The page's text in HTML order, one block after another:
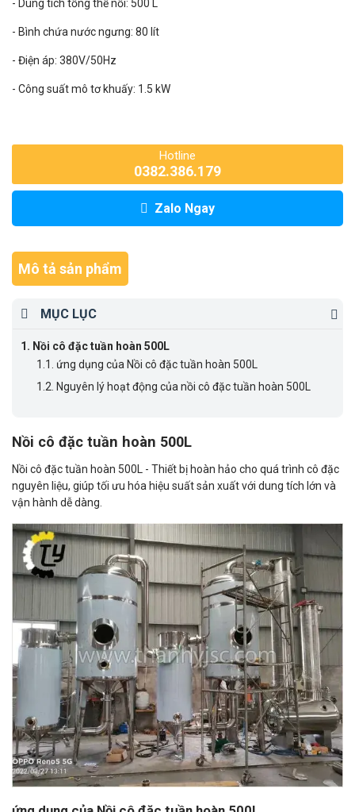
- Dung tích tổng thể nồi: 500 L
- Bình chứa nước ngưng: 80 lít
- Điện áp: 380V/50Hz
- Công suất mô tơ khuấy: 1.5 kW
Hotline
0382.386.179
Zalo Ngay
Mô tả sản phẩm
MỤC LỤC
1. Nồi cô đặc tuần hoàn 500L
1.1. ứng dụng của Nồi cô đặc tuần hoàn 500L
1.2. Nguyên lý hoạt động của nồi cô đặc tuần hoàn 500L
Nồi cô đặc tuần hoàn 500L
Nồi cô đặc tuần hoàn 500L - Thiết bị hoàn hảo cho quá trình cô đặc
nguyên liệu, giúp tối ưu hóa hiệu suất sản xuất với dung tích lớn và
vận hành dễ dàng.